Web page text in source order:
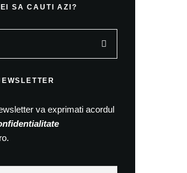
SA CAUTI AZI?
va exprimati acordul